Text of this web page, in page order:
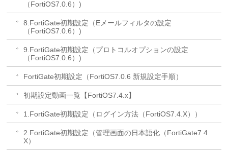
（FortiOS7.0.6）)
8.FortiGate初期設定（Eメールフィルタの設定
（FortiOS7.0.6）)
9.FortiGate初期設定（プロトコルオプションの設定
（FortiOS7.0.6）)
FortiGate初期設定（FortiOS7.0.6 新規設定手順）
初期設定動画一覧【FortiOS7.4.x】
1.FortiGate初期設定（ログイン方法（FortiOS7.4.X））
2.FortiGate初期設定（管理画面の日本語化（FortiGate7 4
X）